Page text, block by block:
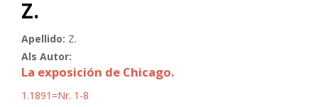
Z.
Apellido: Z.
Als Autor:
La exposición de Chicago.
1.1891=Nr. 1-8